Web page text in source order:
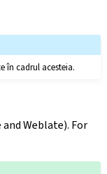
în cadrul acesteia.
Weblate). For